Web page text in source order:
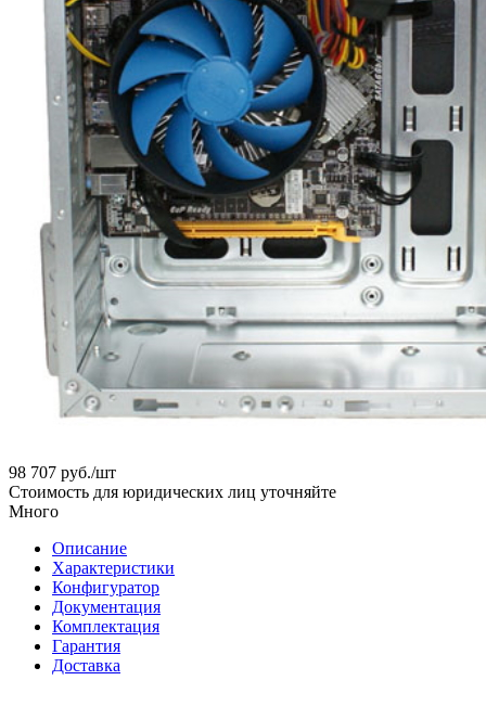
98 707 руб./шт
Стоимость для юридических лиц уточняйте
Много
Описание
Характеристики
Конфигуратор
Документация
Комплектация
Гарантия
Доставка